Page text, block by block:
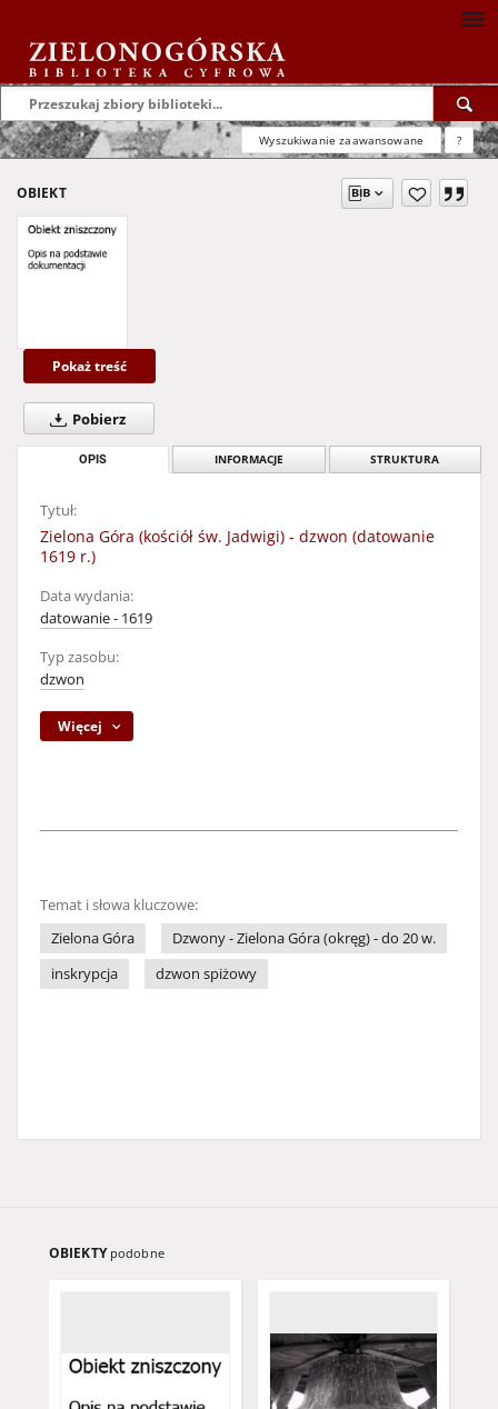
Wyszukiwanie zaawansowane ?
OBIEKT
Pokaż treść
Pobierz
OPIS INFORMACJE STRUKTURA
Tytuł:
Zielona Góra (kościół św. Jadwigi) - dzwon (datowanie
1619 r.)
Data wydania:
datowanie - 1619
Typ zasobu:
dzwon
Więcej
Temat i słowa kluczowe:
Zielona Góra
Dzwony - Zielona Góra (okręg) - do 20 w.
inskrypcja
dzwon spiżowy
OBIEKTY podobne